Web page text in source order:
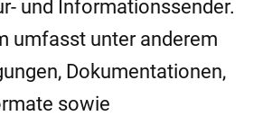
und Informationssender.
umfasst unter anderem
Dokumentationen,
sowie